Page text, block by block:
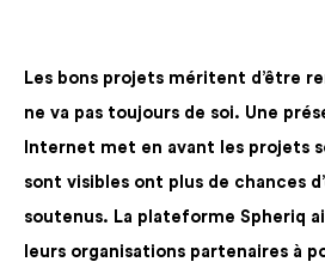
Les bons projets méritent d’être
ne va pas toujours de soi. Une
Internet met en avant les projets
sont visibles ont plus de chances
soutenus. La plateforme Spheriq
leurs organisations partenaires à